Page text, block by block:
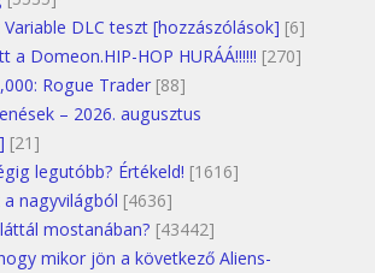
DLC teszt [hozzászólások] [6]
a Domeon.HIP-HOP HURÁÁ!!!!!! [270]
Rogue Trader [88]
– 2026. augusztus
[21]
legutóbb? Értékeld! [1616]
nagyvilágból [4636]
mostanában? [43442]
mikor jön a következő Aliens-